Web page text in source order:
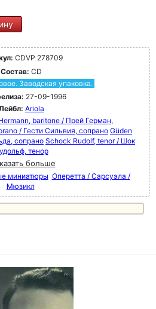
CDVP 278709
Состав: CD
Заводская упаковка.
27-09-1996
Ariola
baritone / Прей Герман,
/ Гести Сильвия, сопрано Güden
сопрано Schock Rudolf, tenor / Шок
тенор
больше
миниатюры Оперетта / Сарсуэла /
Мюзикл